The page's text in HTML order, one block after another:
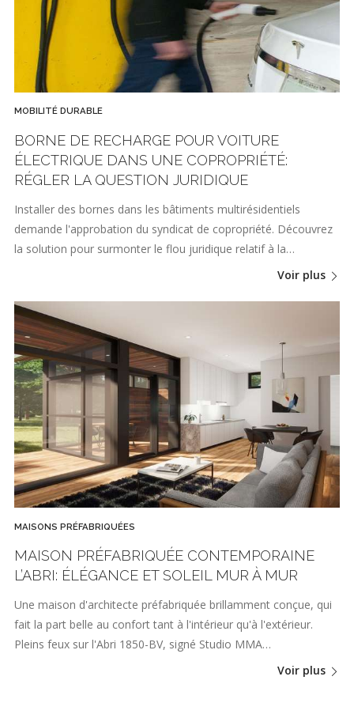
MOBILITÉ DURABLE
BORNE DE RECHARGE POUR VOITURE
ÉLECTRIQUE DANS UNE COPROPRIÉTÉ:
RÉGLER LA QUESTION JURIDIQUE
Installer des bornes dans les bâtiments multirésidentiels
demande l'approbation du syndicat de copropriété. Découvrez
la solution pour surmonter le flou juridique relatif à la…
Voir plus
MAISONS PRÉFABRIQUÉES
MAISON PRÉFABRIQUÉE CONTEMPORAINE
L’ABRI: ÉLÉGANCE ET SOLEIL MUR À MUR
Une maison d'architecte préfabriquée brillamment conçue, qui
fait la part belle au confort tant à l'intérieur qu'à l'extérieur.
Pleins feux sur l'Abri 1850-BV, signé Studio MMA…
Voir plus